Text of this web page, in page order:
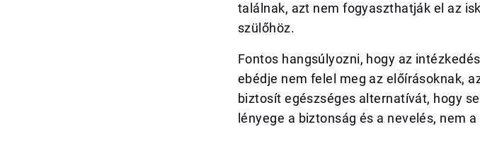
találnak, azt nem fogyaszthatják el az
szülőhöz.
Fontos hangsúlyozni, hogy az
ebédje nem felel meg az előírásoknak,
biztosít egészséges alternatívát, hogy
lényege a biztonság és a nevelés, nem